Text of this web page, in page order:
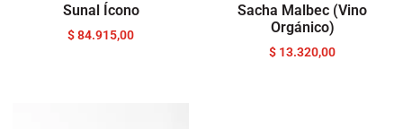
Sunal Ícono
$84.915,00
Sacha Malbec (Vino
Orgánico)
$ 13.320,00